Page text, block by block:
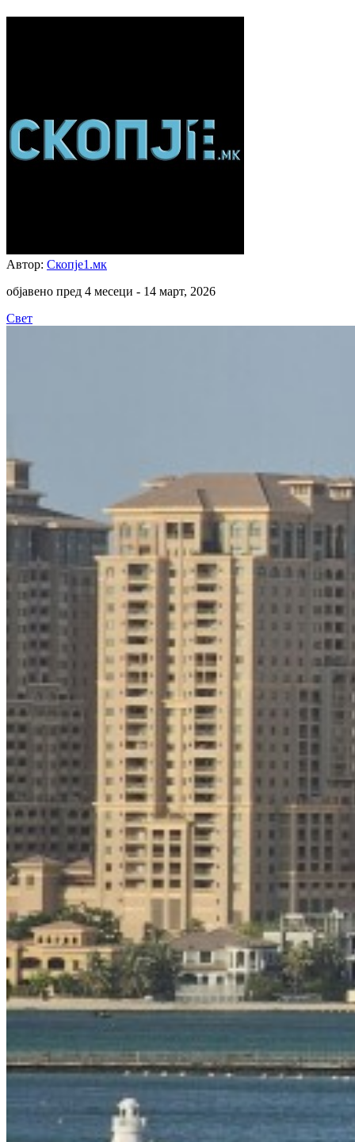
Автор: Скопје1.мк
објавено пред 4 месеци - 14 март, 2026
Свет